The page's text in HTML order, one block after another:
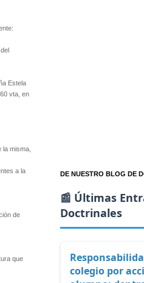
Estela
vta, en
misma,
a la
de
que
DE NUESTRO BLOG DE
📰 Últimas
Doctrinales
colegio por